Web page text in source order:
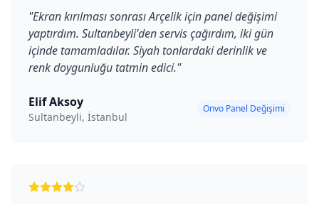
"Ekran kırılması sonrası Arçelik için panel değişimi
yaptırdım. Sultanbeyli'den servis çağırdım, iki gün
içinde tamamladılar. Siyah tonlardaki derinlik ve
renk doygunluğu tatmin edici."
Elif Aksoy
Sultanbeyli, İstanbul
Onvo Panel Değişimi